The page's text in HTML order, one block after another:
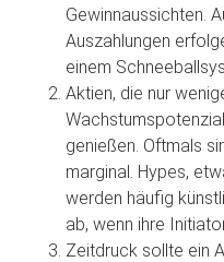
Gewinnaussichten.
Auszahlungen
einem
Aktien, die nur
genießen. Oftmals
marginal. Hypes,
werden häufig
ab, wenn ihre
Zeitdruck sollte ein